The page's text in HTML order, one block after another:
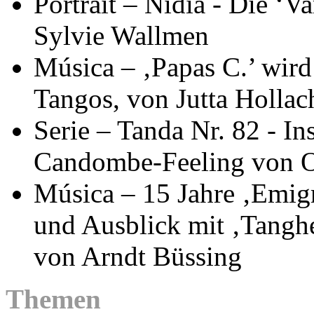
Sylvie Wallmen
Música – ‚Papas C.’
Tangos, von Jutta
Serie – Tanda Nr. 82 -
Candombe-Feeling von
Música – 15 Jahre
und Ausblick mit
von Arndt Büssing
Themen